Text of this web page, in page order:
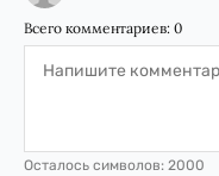
Всего комментариев: 0
Осталось символов: 2000